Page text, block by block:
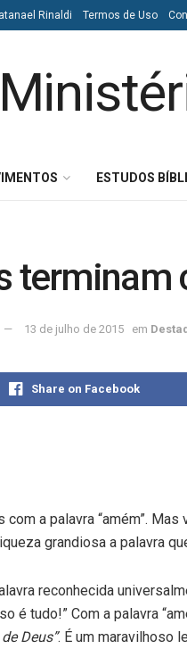
Rinaldi Termos de Uso
ESTUDOS
terminam
13 de julho de 2015 em
Share on Facebook
a palavra “amém”.
grandiosa a palavra
reconhecida
é tudo!” Com a palavra
Deus”. É um maravilhoso